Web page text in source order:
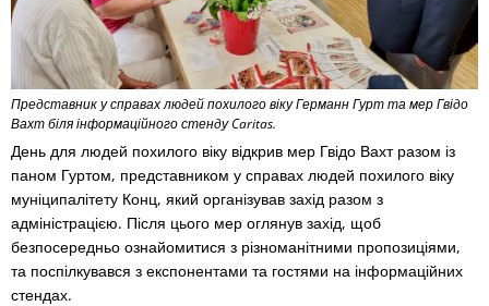
Представник у справах людей похилого віку Германн Гурт та мер Гвідо
Вахт біля інформаційного стенду Caritas.
День для людей похилого віку відкрив мер Гвідо Вахт разом із
паном Гуртом, представником у справах людей похилого віку
муніципалітету Конц, який організував захід разом з
адміністрацією. Після цього мер оглянув захід, щоб
безпосередньо ознайомитися з різноманітними пропозиціями,
та поспілкувався з експонентами та гостями на інформаційних
стендах.